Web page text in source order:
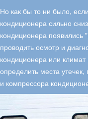
Но как бы то ни было,
кондиционера сильно
кондиционера появились
проводить осмотр и
кондиционера или климат
определить места
и компрессора